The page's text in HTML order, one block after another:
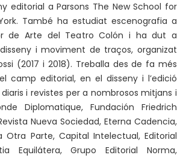
editorial a Parsons The New School for
També ha estudiat escenografia a
de Arte del Teatro Colón i ha dut a
i moviment de traços, organizat
(2017 i 2018). Treballa des de fa més
camp editorial, en el disseny i l’edició
i revistes per a nombrosos mitjans i
Diplomatique, Fundación Friedrich
Nueva Sociedad, Eterna Cadencia,
Otra Parte, Capital Intelectual, Editorial
Equilátera, Grupo Editorial Norma,